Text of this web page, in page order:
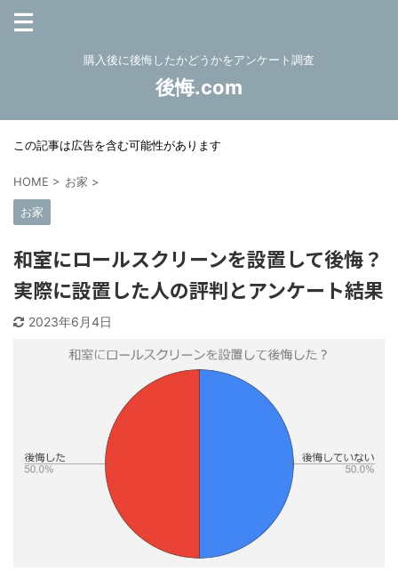
購入後に後悔したかどうかをアンケート調査
後悔.com
この記事は広告を含む可能性があります
HOME > お家 >
お家
和室にロールスクリーンを設置して後悔？
実際に設置した人の評判とアンケート結果
2023年6月4日